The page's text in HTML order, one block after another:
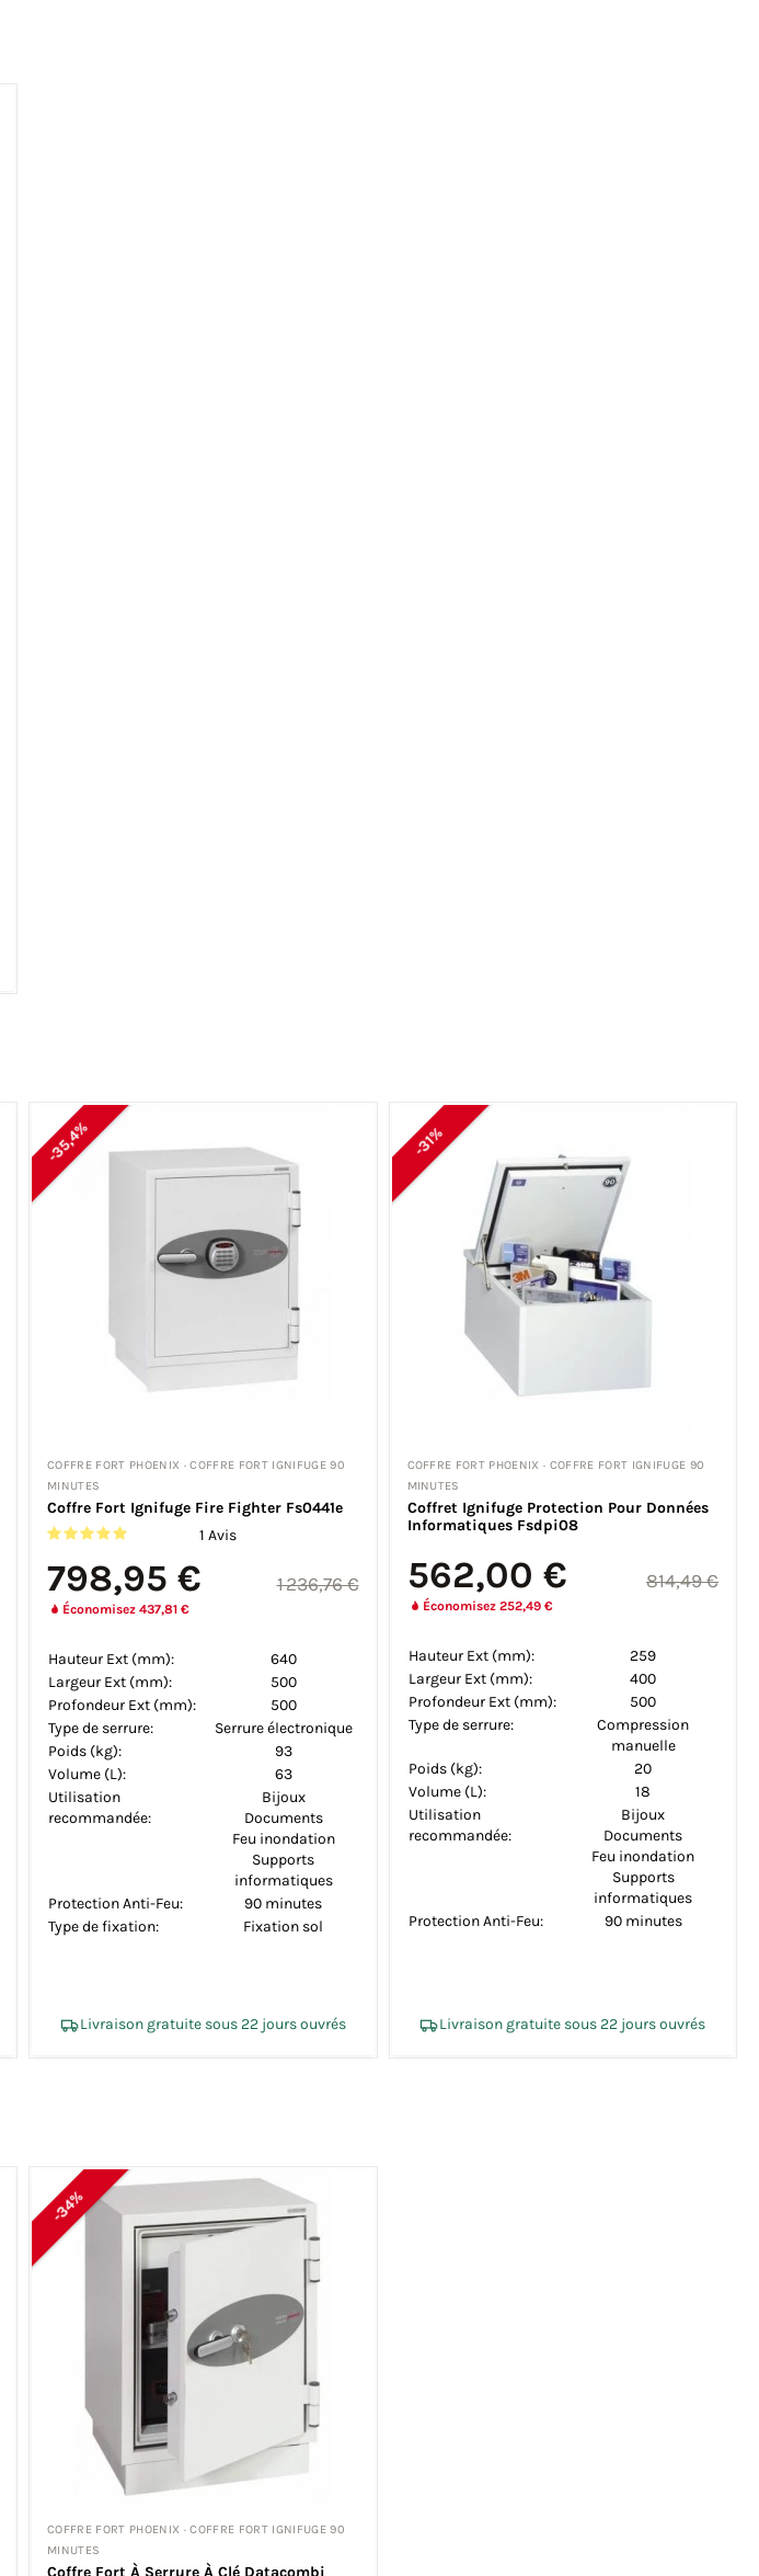
-35,4%
COFFRE FORT PHOENIX · COFFRE FORT IGNIFUGE 90
MINUTES
Coffre Fort Ignifuge Fire Fighter Fs0441e
1 Avis
798,95 € 1 236,76 €
Économisez 437,81 €
Hauteur Ext (mm):
640
Largeur Ext (mm):
500
Profondeur Ext (mm):
500
Type de serrure:
Serrure électronique
Poids (kg):
93
Volume (L):
63
Utilisation
recommandée:
Bijoux
Documents
Feu inondation
Supports
informatiques
Protection Anti-Feu:
90 minutes
Type de fixation:
Fixation sol
Livraison gratuite sous 22 jours ouvrés
-31%
COFFRE FORT PHOENIX · COFFRE FORT IGNIFUGE 90
MINUTES
Coffret Ignifuge Protection Pour Données
Informatiques Fsdpi08
562,00 € 814,49 €
Économisez 252,49 €
Hauteur Ext (mm):
259
Largeur Ext (mm):
400
Profondeur Ext (mm):
500
Type de serrure:
Compression
manuelle
Poids (kg):
20
Volume (L):
18
Utilisation
recommandée:
Bijoux
Documents
Feu inondation
Supports
informatiques
Protection Anti-Feu:
90 minutes
Livraison gratuite sous 22 jours ouvrés
-34%
COFFRE FORT PHOENIX · COFFRE FORT IGNIFUGE 90
MINUTES